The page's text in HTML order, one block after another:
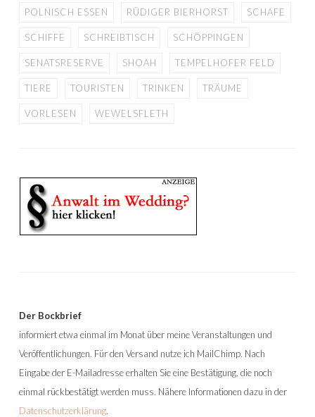
POLNISCH ESSEN RÜDIGER BIERHORST SCHAFE
SCHIFFE SCHREIBTISCH SCHÖPPINGEN
SENATSRESERVE SHOAH TEMPELHOFER FELD
TIERE TOURISTEN TRINKEN TRÄUME
VORLESEN WEWELSFLETH
Der Bockbrief
informiert etwa einmal im Monat über meine Veranstaltungen und
Veröffentlichungen. Für den Versand nutze ich MailChimp. Nach
Eingabe der E-Mailadresse erhalten Sie eine Bestätigung, die noch
einmal rückbestätigt werden muss. Nähere Informationen dazu in der
Datenschutzerklärung.